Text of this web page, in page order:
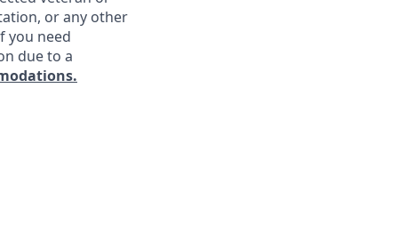
or any other
you need
due to a